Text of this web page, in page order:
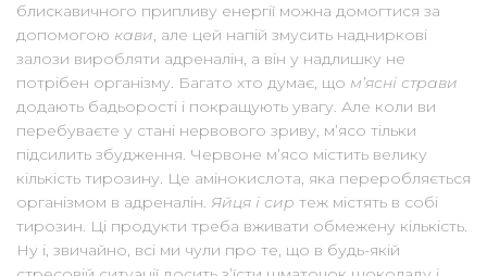
блискавичного припливу енергії можна домогтися за
допомогою кави, але цей напій змусить надниркові
залози виробляти адреналін, а він у надлишку не
потрібен організму. Багато хто думає, що м’ясні страви
додають бадьорості і покращують увагу. Але коли ви
перебуваєте у стані нервового зриву, м’ясо тільки
підсилить збудження. Червоне м’ясо містить велику
кількість тирозину. Це амінокислота, яка переробляється
організмом в адреналін. Яйця і сир теж містять в собі
тирозин. Ці продукти треба вживати обмежену кількість.
Ну і, звичайно, всі ми чули про те, що в будь-якій